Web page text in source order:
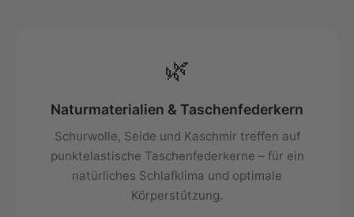
🌿
Naturmaterialien & Taschenfederkern
Schurwolle, Seide und Kaschmir treffen auf
punktelastische Taschenfederkerne – für ein
natürliches Schlafklima und optimale
Körperstützung.